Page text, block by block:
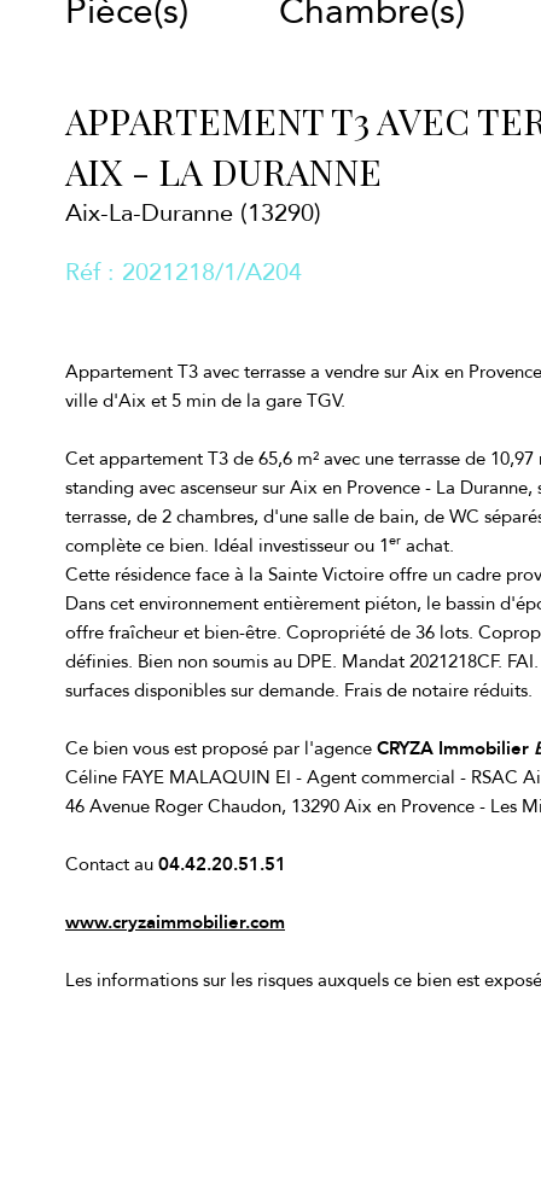
Pièce(s) Chambre(s)
APPARTEMENT T3 AVEC
AIX - LA DURANNE
Aix-La-Duranne (13290)
Réf : 2021218/1/A204
Appartement T3 avec terrasse a vendre sur Aix en
ville d'Aix et 5 min de la gare TGV.
Cet appartement T3 de 65,6 m² avec une terrasse de
standing avec ascenseur sur Aix en Provence - La
terrasse, de 2 chambres, d'une salle de bain, de WC
complète ce bien. Idéal investisseur ou 1er achat.
Cette résidence face à la Sainte Victoire offre un cadre
Dans cet environnement entièrement piéton, le bassin
offre fraîcheur et bien-être. Copropriété de 36 lots.
définies. Bien non soumis au DPE. Mandat 2021218CF.
surfaces disponibles sur demande. Frais de notaire réduits.
Ce bien vous est proposé par l'agence CRYZA Immobilier
Céline FAYE MALAQUIN EI - Agent commercial - RSAC
46 Avenue Roger Chaudon, 13290 Aix en Provence - Les
Contact au 04.42.20.51.51
www.cryzaimmobilier.com
Les informations sur les risques auxquels ce bien est